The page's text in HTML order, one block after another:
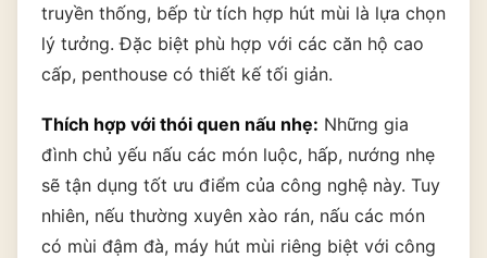
truyền thống, bếp từ tích hợp hút mùi là lựa chọn
lý tưởng. Đặc biệt phù hợp với các căn hộ cao
cấp, penthouse có thiết kế tối giản.
Thích hợp với thói quen nấu nhẹ: Những gia
đình chủ yếu nấu các món luộc, hấp, nướng nhẹ
sẽ tận dụng tốt ưu điểm của công nghệ này. Tuy
nhiên, nếu thường xuyên xào rán, nấu các món
có mùi đậm đà, máy hút mùi riêng biệt với công